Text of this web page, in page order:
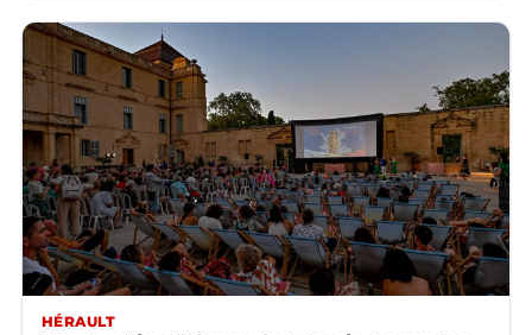
HÉRAULT